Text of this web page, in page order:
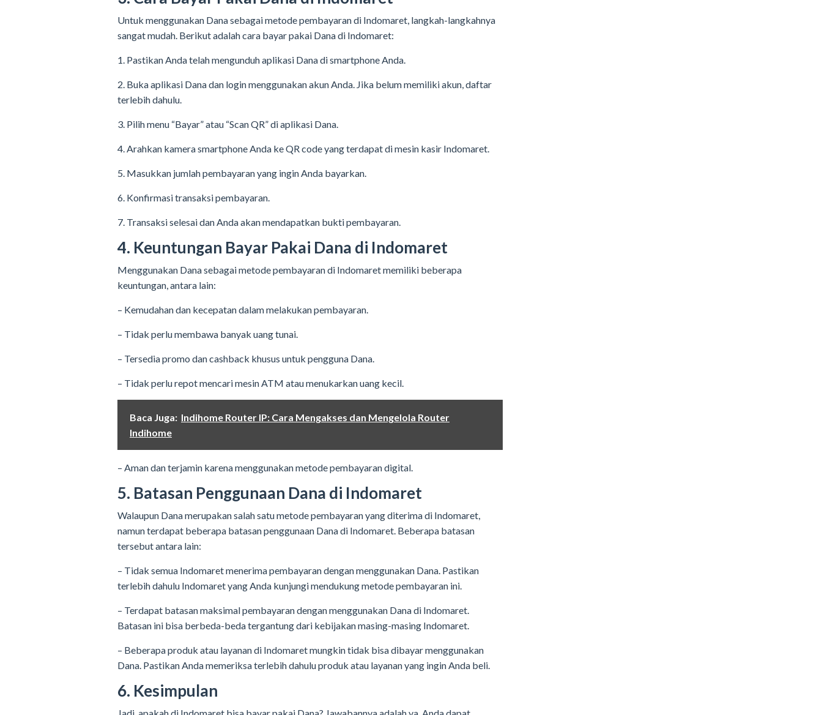
Untuk menggunakan Dana sebagai metode pembayaran di Indomaret, langkah-langkahnya
sangat mudah. Berikut adalah cara bayar pakai Dana di Indomaret:
1. Pastikan Anda telah mengunduh aplikasi Dana di smartphone Anda.
2. Buka aplikasi Dana dan login menggunakan akun Anda. Jika belum memiliki akun, daftar
terlebih dahulu.
3. Pilih menu “Bayar” atau “Scan QR” di aplikasi Dana.
4. Arahkan kamera smartphone Anda ke QR code yang terdapat di mesin kasir Indomaret.
5. Masukkan jumlah pembayaran yang ingin Anda bayarkan.
6. Konfirmasi transaksi pembayaran.
7. Transaksi selesai dan Anda akan mendapatkan bukti pembayaran.
4. Keuntungan Bayar Pakai Dana di Indomaret
Menggunakan Dana sebagai metode pembayaran di Indomaret memiliki beberapa
keuntungan, antara lain:
– Kemudahan dan kecepatan dalam melakukan pembayaran.
– Tidak perlu membawa banyak uang tunai.
– Tersedia promo dan cashback khusus untuk pengguna Dana.
– Tidak perlu repot mencari mesin ATM atau menukarkan uang kecil.
Baca Juga: Indihome Router IP: Cara Mengakses dan Mengelola Router
Indihome
– Aman dan terjamin karena menggunakan metode pembayaran digital.
5. Batasan Penggunaan Dana di Indomaret
Walaupun Dana merupakan salah satu metode pembayaran yang diterima di Indomaret,
namun terdapat beberapa batasan penggunaan Dana di Indomaret. Beberapa batasan
tersebut antara lain:
– Tidak semua Indomaret menerima pembayaran dengan menggunakan Dana. Pastikan
terlebih dahulu Indomaret yang Anda kunjungi mendukung metode pembayaran ini.
– Terdapat batasan maksimal pembayaran dengan menggunakan Dana di Indomaret.
Batasan ini bisa berbeda-beda tergantung dari kebijakan masing-masing Indomaret.
– Beberapa produk atau layanan di Indomaret mungkin tidak bisa dibayar menggunakan
Dana. Pastikan Anda memeriksa terlebih dahulu produk atau layanan yang ingin Anda beli.
6. Kesimpulan